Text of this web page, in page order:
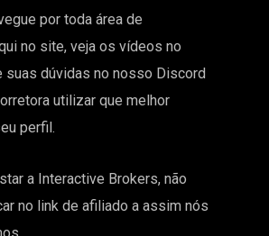
por toda área de
no site, veja os vídeos no
suas dúvidas no nosso Discord
utilizar que melhor
perfil.
a Interactive Brokers, não
no link de afiliado a assim nós